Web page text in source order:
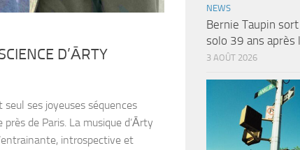
D’ĀRTY
ses joyeuses séquences
de Paris. La musique d’Ārty
introspective et
NEWS
Bernie Taupin
solo 39 ans après
3 AOÛT 2026